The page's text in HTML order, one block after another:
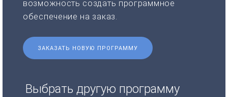
возможность создать программное
обеспечение на заказ.
ЗАКАЗАТЬ НОВУЮ ПРОГРАММУ
Выбрать другую программу